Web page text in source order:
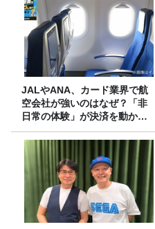
JALやANA、カード業界で航
空会社が強いのはなぜ？「非
日常の体験」が決済を動かす
理由